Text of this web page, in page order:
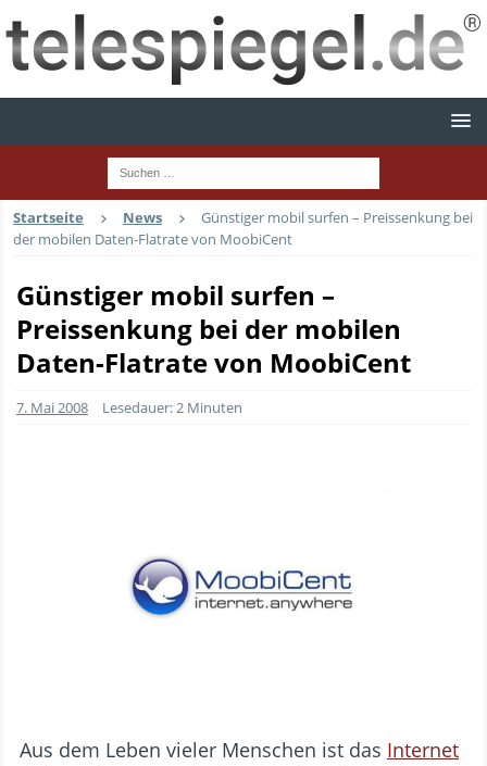
Startseite News
Günstiger mobil surfen – Preissenkung bei
der mobilen Daten-Flatrate von MoobiCent
Günstiger mobil surfen –
Preissenkung bei der mobilen
Daten-Flatrate von MoobiCent
7. Mai 2008 Lesedauer: 2 Minuten
Aus dem Leben vieler Menschen ist das Internet